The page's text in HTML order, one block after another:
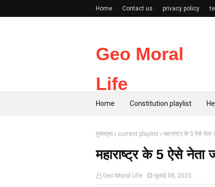
Home Contact us privacy policy
Geo Moral
Life
Home Constitution playlist
मुख्यपृष्ठ current playlist महाराष्ट्र के 5 ऐसे नेता
महाराष्ट्र के 5 ऐसे नेता
Geo Moral Life जुलाई 08, 2025